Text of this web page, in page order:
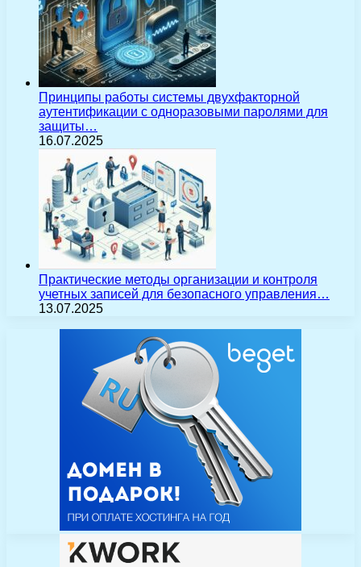
Принципы работы системы двухфакторной
аутентификации с одноразовыми паролями для
защиты…
16.07.2025
Практические методы организации и контроля
учетных записей для безопасного управления…
13.07.2025